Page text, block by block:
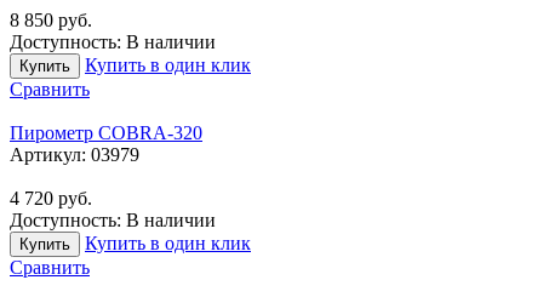
8 850 руб.
Доступность: В наличии
Купить
Купить в один клик
Сравнить
Пирометр COBRA-320
Артикул: 03979
4 720 руб.
Доступность: В наличии
Купить
Купить в один клик
Сравнить